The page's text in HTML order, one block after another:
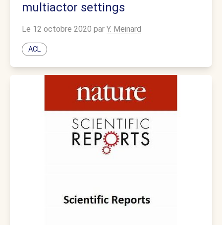
multiactor settings
Le 12 octobre 2020 par Y. Meinard
ACL